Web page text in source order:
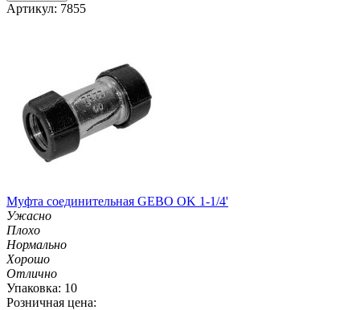
Артикул: 7855
Муфта соединительная GEBO OK 1-1/4'
Ужасно
Плохо
Нормально
Хорошо
Отлично
Упаковка: 10
Розничная цена: